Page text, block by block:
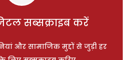
सब्सक्राइब करें
और सामाजिक मुद्दों से जुड़ी हर